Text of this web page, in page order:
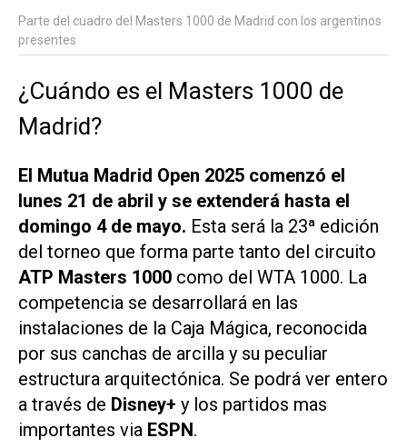
Parte del cuadro del Masters 1000 de Madrid con los argentinos
presentes
¿Cuándo es el Masters 1000 de
Madrid?
El Mutua Madrid Open 2025 comenzó el
lunes 21 de abril y se extenderá hasta el
domingo 4 de mayo. Esta será la 23ª edición
del torneo que forma parte tanto del circuito
ATP Masters 1000 como del WTA 1000. La
competencia se desarrollará en las
instalaciones de la Caja Mágica, reconocida
por sus canchas de arcilla y su peculiar
estructura arquitectónica. Se podrá ver entero
a través de Disney+ y los partidos mas
importantes via ESPN.